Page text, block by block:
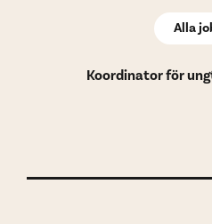
Alla
Koordinator för